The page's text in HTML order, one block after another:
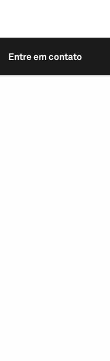
Entre em contato